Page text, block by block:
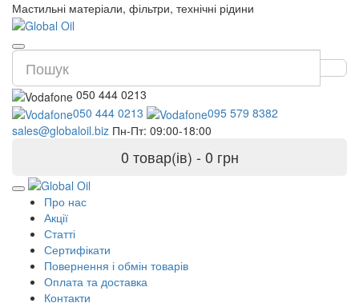
Мастильні матеріали, фільтри, технічні рідини
050 444 0213
050 444 0213
095 579 8382
sales@globaloil.biz Пн-Пт: 09:00-18:00
0 товар(ів) - 0 грн
Про нас
Акції
Статті
Сертифікати
Повернення і обмін товарів
Оплата та доставка
Контакти